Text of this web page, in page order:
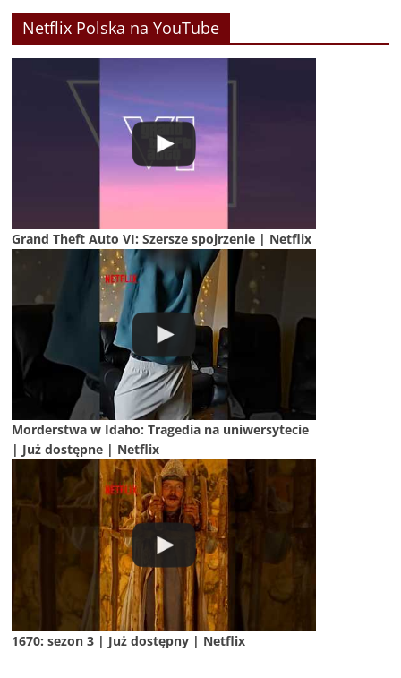
Netflix Polska na YouTube
Grand Theft Auto VI: Szersze spojrzenie | Netflix
Morderstwa w Idaho: Tragedia na uniwersytecie
| Już dostępne | Netflix
1670: sezon 3 | Już dostępny | Netflix